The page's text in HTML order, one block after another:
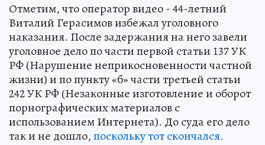
Отметим, что оператор видео - 44-летний
Виталий Герасимов избежал уголовного
наказания. После задержания на него завели
уголовное дело по части первой статьи 137 УК
РФ (Нарушение неприкосновенности частной
жизни) и по пункту «б» части третьей статьи
242 УК РФ (Незаконные изготовление и оборот
порнографических материалов с
использованием Интернета). До суда его дело
так и не дошло,поскольку тот скончался.